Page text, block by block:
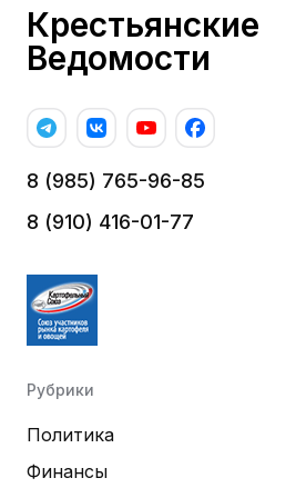
Крестьянские
Ведомости
8 (985) 765-96-85
8 (910) 416-01-77
Рубрики
Политика
Финансы